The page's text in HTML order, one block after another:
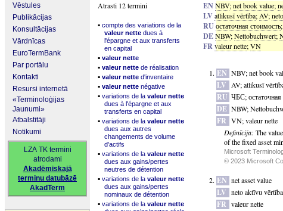
Vēstules
Publikācijas
Konsultācijas
Vārdnīcas
EuroTermBank
Par portālu
Kontakti
Resursi internetā
«Terminoloģijas
Jaunumi»
Atbalstītāji
Notikumi
LZA TK termini
atrodami
Akadēmiskajā
terminu datubāzē
AkadTerm
Atrasti 12 termini
▪ compte des variations de la
valeur nette dues à
l'épargne et aux transferts
en capital
▪ valeur nette
▪ valeur nette de réalisation
▪ valeur nette d'inventaire
▪ valeur nette négative
▪ variations de la valeur nette
dues à l'épargne et aux
transferts en capital
▪ variations de la valeur nette
dues aux autres
changements de volume
d'actifs
▪ variations de la valeur nette
dues aux gains/pertes
neutres de détention
▪ variations de la valeur nette
dues aux gains/pertes
nominaux de détention
▪ variations de la valeur nette
ENNBV;net book value;
LVatlikusī vērtība; AV;
RUостаточная стоимость;
DENBW;Nettobuchwert;
FRvaleur nette;VN
EN NBV;net book
LV AV;atlikusī
RU ЧБС;
DE NBW;
FR VN;valeur nette
Definīcija: The
of the fixed asset
Microsoft
© 2023 Microsoft
EN net asset value
LV neto aktīvu vērtība
FR valeur nette